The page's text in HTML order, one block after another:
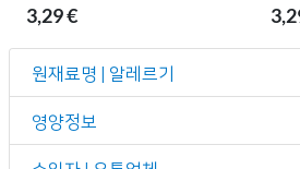
3,29 €
원재료명 | 알레르기
영양정보